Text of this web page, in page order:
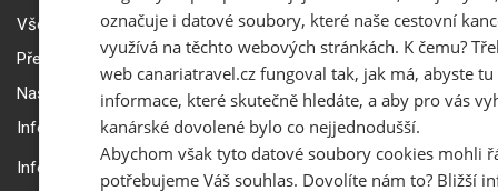
Všeobecné smluvní podmínky a reklamační řád
Přepravní podmínky Smartwings
Nastavení a ochrana soukromí
Informace k rezervaci zájezdu
Informace k pojištění
označuje i datové soubory, které naše cestovní
využívá na těchto webových stránkách. K čemu?
web canariatravel.cz fungoval tak, jak má, abyste
informace, které skutečně hledáte, a aby pro vás
kanárské dovolené bylo co nejjednodušší.
Abychom však tyto datové soubory cookies mohli
potřebujeme Váš souhlas. Dovolíte nám to? Bližší